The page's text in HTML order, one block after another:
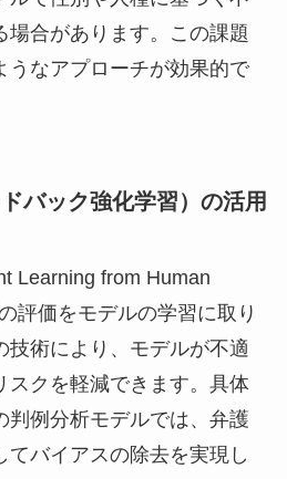
場合があります。この課題
うなアプローチが効果的で
バック強化学習）の活用
Learning from Human
評価をモデルの学習に取り
技術により、モデルが不適
スクを軽減できます。具体
判例分析モデルでは、弁護
てバイアスの除去を実現し